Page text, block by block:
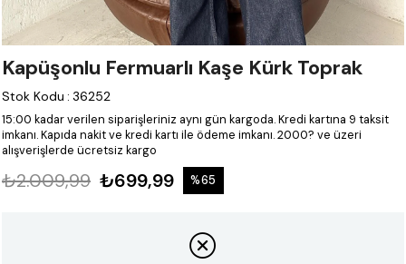
Kapüşonlu Fermuarlı Kaşe Kürk Toprak
Stok Kodu : 36252
15:00 kadar verilen siparişleriniz aynı gün kargoda.Kredi kartına 9 taksit
imkanı.Kapıda nakit ve kredi kartı ile ödeme imkanı.2000? ve üzeri
alışverişlerde ücretsiz kargo
₺2.009,99 ₺699,99 %65